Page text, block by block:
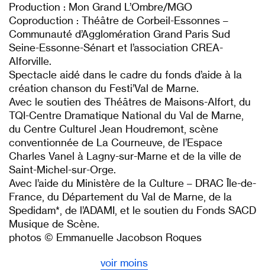
Production : Mon Grand L’Ombre/MGO
Coproduction : Théâtre de Corbeil-Essonnes –
Communauté d’Agglomération Grand Paris Sud
Seine-Essonne-Sénart et l’association CREA-
Alforville.
Spectacle aidé dans le cadre du fonds d’aide à la
création chanson du Festi’Val de Marne.
Avec le soutien des Théâtres de Maisons-Alfort, du
TQI-Centre Dramatique National du Val de Marne,
du Centre Culturel Jean Houdremont, scène
conventionnée de La Courneuve, de l’Espace
Charles Vanel à Lagny-sur-Marne et de la ville de
Saint-Michel-sur-Orge.
Avec l’aide du Ministère de la Culture – DRAC Île-de-
France, du Département du Val de Marne, de la
Spedidam*, de l’ADAMI, et le soutien du Fonds SACD
Musique de Scène.
photos © Emmanuelle Jacobson Roques
voir moins